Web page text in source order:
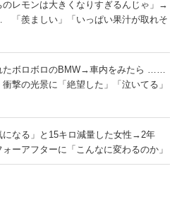
のレモンは大きくなりすぎるんじゃ」→
羨ましい」「いっぱい果汁が取れそ
たボロボロのBMW→車内をみたら ……
撃の光景に「絶望した」「泣いてる」
になる」と15キロ減量した女性→2年
ーアフターに「こんなに変わるのか」